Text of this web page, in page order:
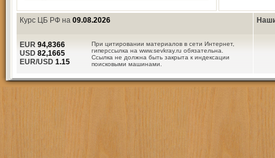
Курс ЦБ РФ на 09.08.2026
При цитировании материалов в сети Интернет,
гиперссылка на www.sevkray.ru обязательна.
Ссылка не должна быть закрыта к индексации
поисковыми машинами.
EUR 94,8366
USD 82,1665
EUR/USD 1.15